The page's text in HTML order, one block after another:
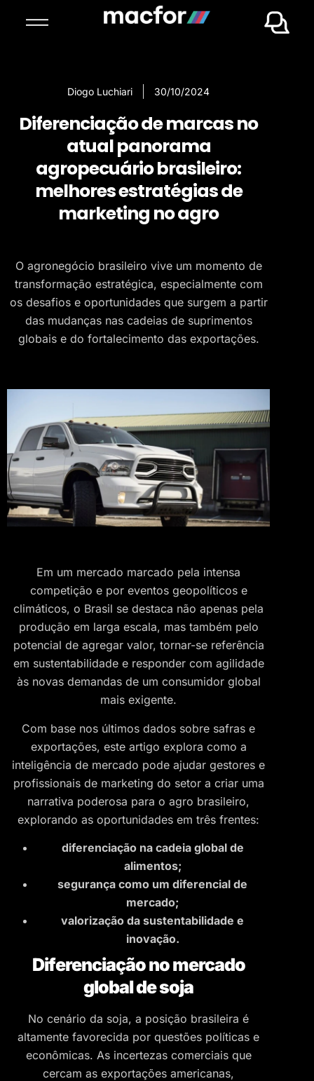
Diogo Luchiari 30/10/2024
Diferenciação de marcas no
atual panorama
agropecuário brasileiro:
melhores estratégias de
marketing no agro
O agronegócio brasileiro vive um momento de
transformação estratégica, especialmente com
os desafios e oportunidades que surgem a partir
das mudanças nas cadeias de suprimentos
globais e do fortalecimento das exportações.
Em um mercado marcado pela intensa
competição e por eventos geopolíticos e
climáticos, o Brasil se destaca não apenas pela
produção em larga escala, mas também pelo
potencial de agregar valor, tornar-se referência
em sustentabilidade e responder com agilidade
às novas demandas de um consumidor global
mais exigente.
Com base nos últimos dados sobre safras e
exportações, este artigo explora como a
inteligência de mercado pode ajudar gestores e
profissionais de marketing do setor a criar uma
narrativa poderosa para o agro brasileiro,
explorando as oportunidades em três frentes:
diferenciação na cadeia global de
alimentos;
segurança como um diferencial de
mercado;
valorização da sustentabilidade e
inovação.
Diferenciação no mercado
global de soja
No cenário da soja, a posição brasileira é
altamente favorecida por questões políticas e
econômicas. As incertezas comerciais que
cercam as exportações americanas,